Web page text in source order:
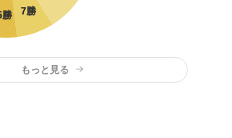
もっと見る